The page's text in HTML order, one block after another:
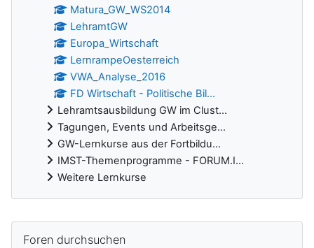
Matura_GW_WS2014
LehramtGW
Europa_Wirtschaft
LernrampeOesterreich
VWA_Analyse_2016
FD Wirtschaft - Politische Bil...
Lehramtsausbildung GW im Clust...
Tagungen, Events und Arbeitsge...
GW-Lernkurse aus der Fortbildu...
IMST-Themenprogramme - FORUM.I...
Weitere Lernkurse
Ergänzungsblöcke
Foren durchsuchen